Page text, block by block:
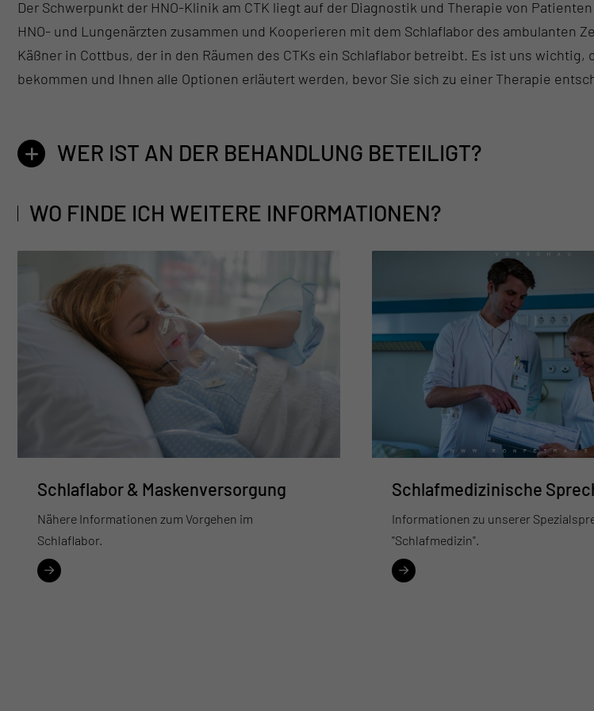
Der Schwerpunkt der HNO-Klinik am CTK liegt auf der Diagnostik und Therapie von
HNO- und Lungenärzten zusammen und Kooperieren mit dem Schlaflabor des ambulanten
Käßner in Cottbus, der in den Räumen des CTKs ein Schlaflabor betreibt. Es ist uns
bekommen und Ihnen alle Optionen erläutert werden, bevor Sie sich zu einer Therapie
WER IST AN DER BEHANDLUNG BETEILIGT?
WO FINDE ICH WEITERE INFORMATIONEN?
Schlaflabor & Maskenversorgung
Nähere Informationen zum Vorgehen im
Schlaflabor.
Schlafmedizinische
Informationen zu unserer
"Schlafmedizin".